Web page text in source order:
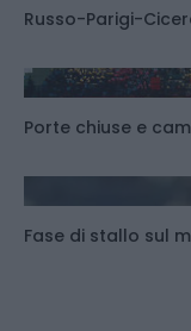
Russo-Parigi-
Porte chiuse e
Fase di stallo sul